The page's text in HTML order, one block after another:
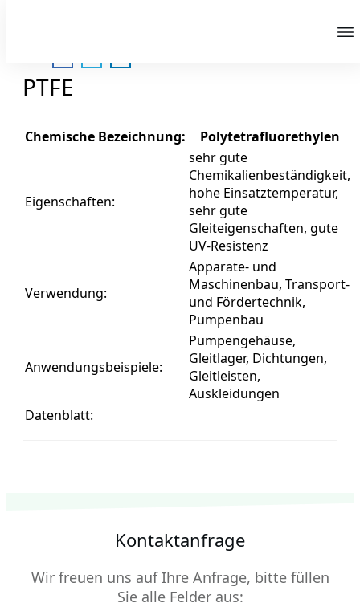
PTFE
Chemische Bezeichnung: Polytetrafluorethylen
Eigenschaften:
sehr gute
Chemikalienbeständigkeit,
hohe Einsatztemperatur,
sehr gute
Gleiteigenschaften, gute
UV-Resistenz
Verwendung:
Apparate- und
Maschinenbau, Transport-
und Fördertechnik,
Pumpenbau
Anwendungsbeispiele:
Pumpengehäuse,
Gleitlager, Dichtungen,
Gleitleisten,
Auskleidungen
Datenblatt:
Kontaktanfrage
Wir freuen uns auf Ihre Anfrage, bitte füllen
Sie alle Felder aus: